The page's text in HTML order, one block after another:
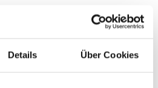
Details Über Cookies